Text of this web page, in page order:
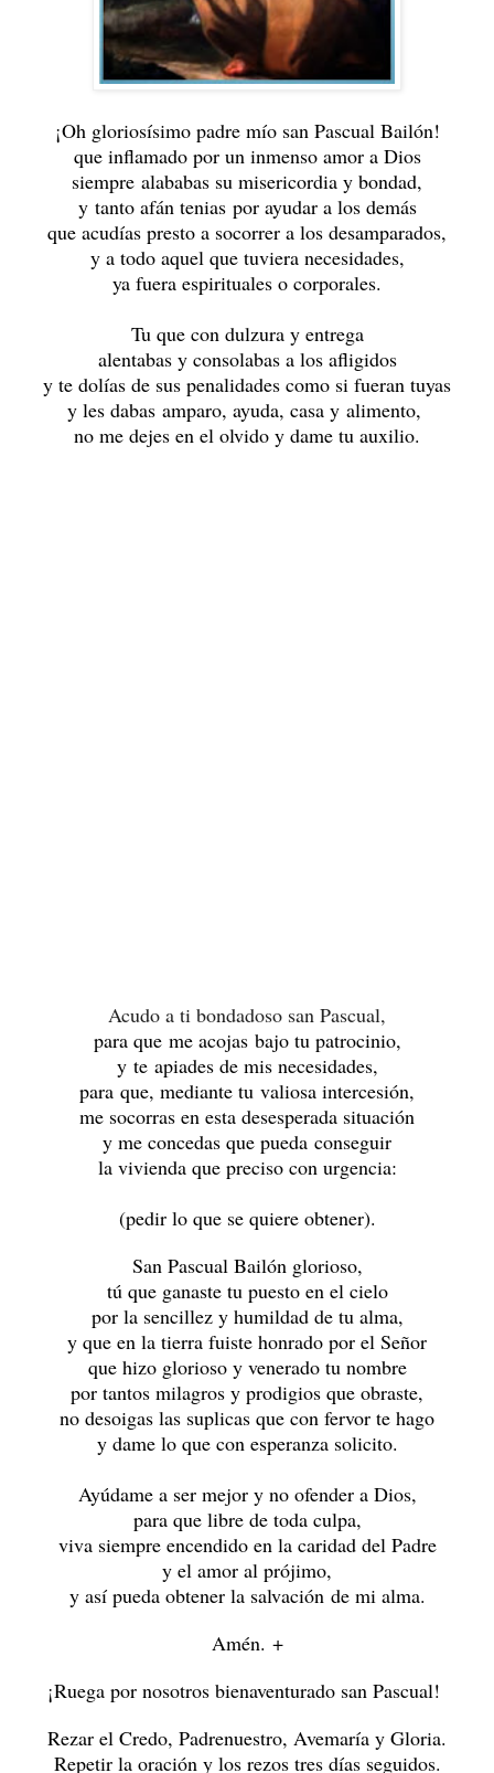
¡Oh gloriosísimo padre mío san Pascual Bailón!
que inflamado por un inmenso amor a Dios
siempre alababas su misericordia y bondad,
y tanto afán tenias por ayudar a los demás
que acudías presto a socorrer a los desamparados,
y a todo aquel que tuviera necesidades,
ya fuera espirituales o corporales.
Tu que con dulzura y entrega
alentabas y consolabas a los afligidos
y te dolías de sus penalidades como si fueran tuyas
y les dabas amparo, ayuda, casa y alimento,
no me dejes en el olvido y dame tu auxilio.
Acudo a ti bondadoso san Pascual,
para que me acojas bajo tu patrocinio,
yte apiades de mis necesidades,
para que, mediante tu valiosa intercesión,
me socorras en esta desesperada situación
y me concedas que pueda conseguir
la vivienda que preciso con urgencia:
(pedir lo que se quiere obtener).
San Pascual Bailón glorioso,
tú que ganaste tu puesto en el cielo
por la sencillez y humildad de tu alma,
y que en la tierra fuiste honrado por el Señor
que hizo glorioso y venerado tu nombre
por tantos milagros y prodigios que obraste,
no desoigas las suplicas que con fervor te hago
y dame lo que con esperanza solicito.
Ayúdame a ser mejor y no ofender a Dios,
para que libre de toda culpa,
viva siempre encendido en la caridad del Padre
y el amor al prójimo,
y así pueda obtener la salvación de mi alma.
Amén. +
¡Ruega por nosotros bienaventurado san Pascual!
Rezar el Credo, Padrenuestro, Avemaría y Gloria.
Repetir la oración y los rezos tres días seguidos.